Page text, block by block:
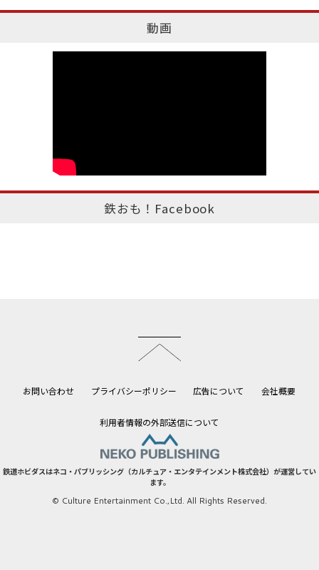
動画
鉄おも！Facebook
お問い合わせ プライバシーポリシー 広告について 会社概要
利用者情報の外部送信について
鉄道ホビダスはネコ・パブリッシング（カルチュア・エンタテインメント株式会社）が運営してい
ます。
© Culture Entertainment Co.,Ltd. All Rights Reserved.